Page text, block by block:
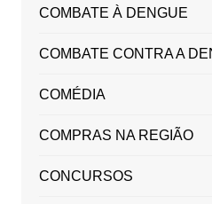
COMBATE À DENGUE
COMBATE CONTRA A
COMÉDIA
COMPRAS NA REGIÃO
CONCURSOS